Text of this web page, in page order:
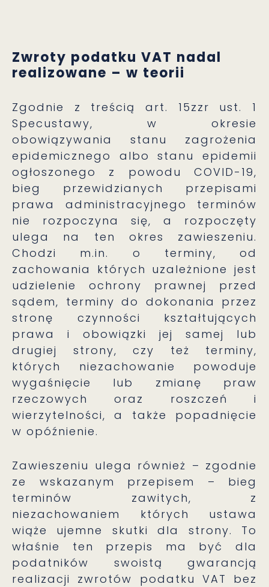
Zwroty podatku VAT nadal
realizowane – w teorii
Zgodnie z treścią art. 15zzr ust. 1
Specustawy, w okresie
obowiązywania stanu zagrożenia
epidemicznego albo stanu epidemii
ogłoszonego z powodu COVID-19,
bieg przewidzianych przepisami
prawa administracyjnego terminów
nie rozpoczyna się, a rozpoczęty
ulega na ten okres zawieszeniu.
Chodzi m.in. o terminy, od
zachowania których uzależnione jest
udzielenie ochrony prawnej przed
sądem, terminy do dokonania przez
stronę czynności kształtujących
prawa i obowiązki jej samej lub
drugiej strony, czy też terminy,
których niezachowanie powoduje
wygaśnięcie lub zmianę praw
rzeczowych oraz roszczeń i
wierzytelności, a także popadnięcie
w opóźnienie.
Zawieszeniu ulega również – zgodnie
ze wskazanym przepisem – bieg
terminów zawitych, z
niezachowaniem których ustawa
wiąże ujemne skutki dla strony. To
właśnie ten przepis ma być dla
podatników swoistą gwarancją
realizacji zwrotów podatku VAT bez